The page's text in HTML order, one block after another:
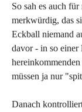
So sah es auch
merkwürdig, das
Eckball niemand
davor - in so einer
müssen ja nur
Danach